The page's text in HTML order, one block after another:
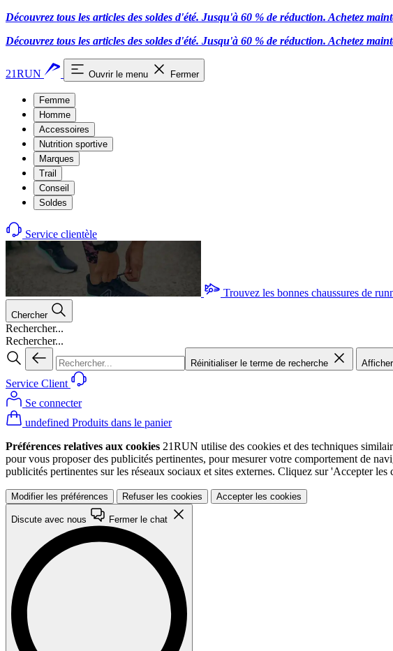
Découvrez tous les articles des soldes d'été. Jusqu'à 60 % de réduction. Achetez
Découvrez tous les articles des soldes d'été. Jusqu'à 60 % de réduction. Achetez
21RUN Ouvrir le menu Fermer
Femme
Homme
Accessoires
Nutrition sportive
Marques
Trail
Conseil
Soldes
Service clientèle
Trouvez les bonnes chaussures de
Chercher
Rechercher...
Rechercher...
Réinitialiser le terme de recherche
Service Client
Se connecter
undefined Produits dans le panier
Préférences relatives aux cookies 21RUN utilise des cookies et des techniques
pour vous proposer des publicités pertinentes, pour mesurer votre comportement de
publicités pertinentes sur les réseaux sociaux et sites externes. Cliquez sur 'Accepter
Modifier les préférences Refuser les cookies Accepter les cookies
Discute avec nous Fermer le chat